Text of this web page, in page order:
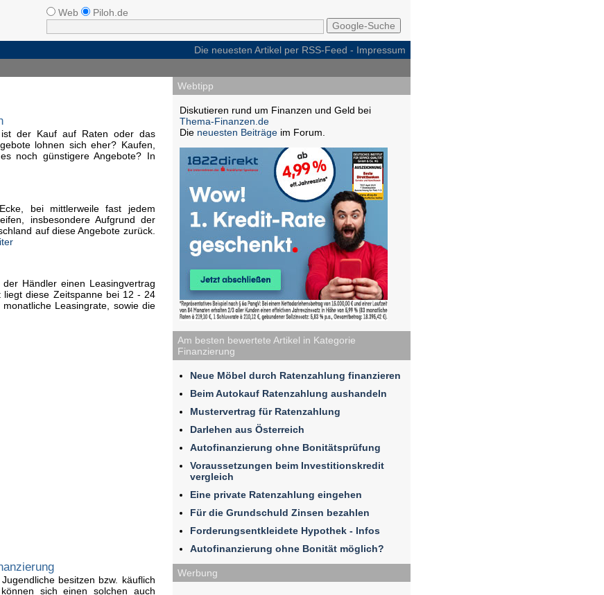
Web Piloh.de
Die neuesten Artikel per RSS-Feed - Impressum
der Kauf auf Raten oder das
lohnen sich eher? Kaufen,
noch günstigere Angebote? In
bei mittlerweile fast jedem
insbesondere Aufgrund der
auf diese Angebote zurück.
Händler einen Leasingvertrag
diese Zeitspanne bei 12 - 24
Leasingrate, sowie die
besitzen bzw. käuflich
sich einen solchen auch
Webtipp
Diskutieren rund um Finanzen und Geld bei
Thema-Finanzen.de
Die neuesten Beiträgeim Forum.
Am besten bewertete Artikel in Kategorie
Finanzierung
Neue Möbel durch Ratenzahlung finanzieren
Beim Autokauf Ratenzahlung aushandeln
Mustervertrag für Ratenzahlung
Darlehen aus Österreich
Autofinanzierung ohne Bonitätsprüfung
Voraussetzungen beim Investitionskredit
vergleich
Eine private Ratenzahlung eingehen
Für die Grundschuld Zinsen bezahlen
Forderungsentkleidete Hypothek - Infos
Autofinanzierung ohne Bonität möglich?
Werbung